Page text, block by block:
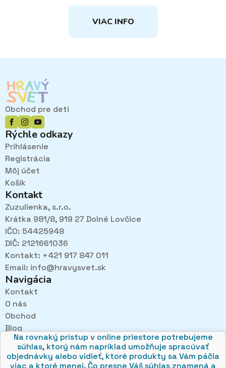
Pri návštevách kamenného obchodu pozorne
načúvame malým aj veľkým, aby sme zistili, čo sa Vám
v obchode páči najviac a mohli sa tak posúvať vpred.
Na rovnaký prístup v online priestore potrebujeme
súhlas, ktorý nám napríklad umožňuje spracúvať
objednávky alebo vidieť, ktoré produkty sa Vám páčia
viac a ktoré menej. Čo presne Váš súhlas znamená a
VIAC INFO
Obchod pre deti
Rýchle odkazy
Prihlásenie
Registrácia
Môj účet
Košík
Kontakt
Zuzulienka, s.r.o.
Krátka 981/8, 919 27 Dolné Lovčice
IČO: 54425948
DIČ: 2121661036
Kontakt: +421 917 847 011
Email: info@hravysvet.sk
Navigácia
Kontakt
O nás
Obchod
Blog
Obchodné podmienky
Ochrana osobných údajov